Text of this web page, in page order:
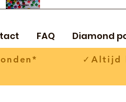
FAQ Diamond
✓Altijd